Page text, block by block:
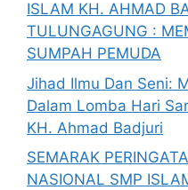
ISLAM KH. AHMAD
TULUNGAGUNG :
SUMPAH PEMUDA
Jihad Ilmu Dan Seni:
Dalam Lomba Hari
KH. Ahmad Badjuri
SEMARAK
NASIONAL SMP